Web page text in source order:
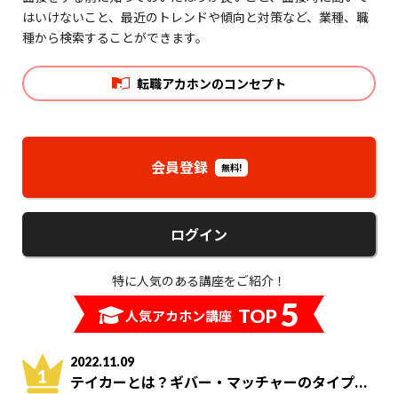
はいけないこと、最近のトレンドや傾向と対策など、業種、職
種から検索することができます。
転職アカホンのコンセプト
会員登録 無料!
ログイン
特に人気のある講座をご紹介！
人気アカホン講座 TOP5
2022.11.09
テイカーとは？ギバー・マッチャーのタイプ...